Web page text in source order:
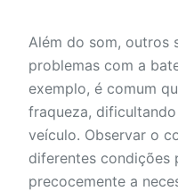
Além do som, outros
problemas com a
exemplo, é comum
fraqueza,
veículo. Observar o
diferentes condições
precocemente a